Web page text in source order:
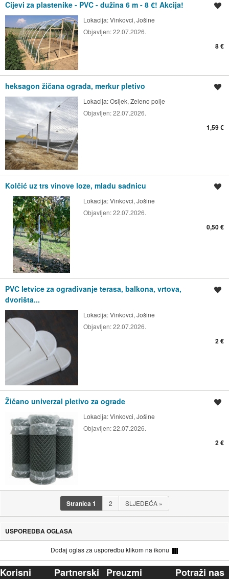
Cijevi za plastenike - PVC - dužina 6 m - 8 €! Akcija!
Lokacija:Vinkovci, Jošine
Objavljen:22.07.2026.
8 €
heksagon žičana ograda, merkur pletivo
Lokacija:Osijek, Zeleno polje
Objavljen:22.07.2026.
1,59 €
Kolčić uz trs vinove loze, mladu sadnicu
Lokacija:Vinkovci, Jošine
Objavljen:22.07.2026.
0,50 €
PVC letvice za ograđivanje terasa, balkona, vrtova,
dvorišta...
Lokacija:Vinkovci, Jošine
Objavljen:22.07.2026.
2 €
Žičano univerzal pletivo za ograde
Lokacija:Vinkovci, Jošine
Objavljen:22.07.2026.
2 €
Stranica1 2 SLJEDEĆA »
USPOREDBA OGLASA
Dodaj oglas za usporedbu klikom na ikonu
Korisni Partnerski Preuzmi Potraži nas